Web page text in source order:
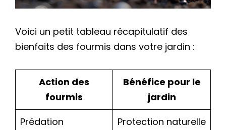
Voici un petit tableau récapitulatif des
bienfaits des fourmis dans votre jardin :
Action des
fourmis
Bénéfice pour le
jardin
Prédation
Protection naturelle